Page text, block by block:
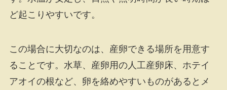
ど起こりやすいです。
この場合に大切なのは、産卵できる場所を用意す
ることです。水草、産卵用の人工産卵床、ホテイ
アオイの根など、卵を絡めやすいものがあるとメ